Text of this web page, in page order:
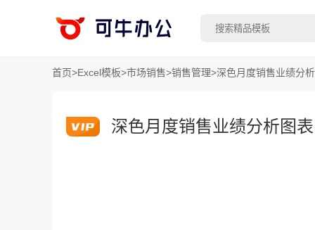
首页>Excel模板>市场销售>销售管理>深色月度销售业绩分
深色月度销售业绩分析图